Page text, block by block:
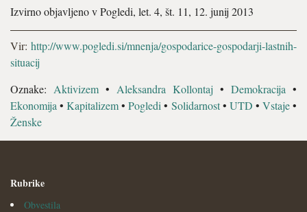
Izvirno objavljeno v Pogledi, let. 4, št. 11, 12. junij 2013
Vir: http://www.pogledi.si/mnenja/gospodarice-gospodarji-lastnih-
situacij
Oznake: Aktivizem • Aleksandra Kollontaj • Demokracija •
Ekonomija •Kapitalizem•Pogledi • Solidarnost• UTD • Vstaje•
Ženske
Rubrike
Obvestila